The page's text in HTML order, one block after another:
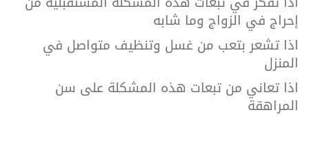
إحراج في الزواج وما شابه
اذا تشعر بتعب من غسل وتنظيف متواصل في
المنزل
اذا تعاني من تبعات هذه المشكلة على سن
المراهقة